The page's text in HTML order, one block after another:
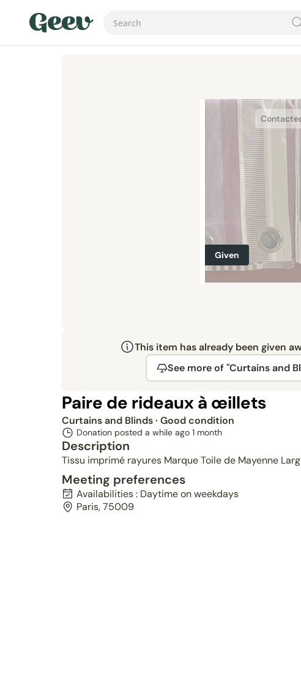
Given
This item has already been given
See more of "Curtains and
Paire de rideaux à œillets
Curtains and Blinds· Good condition
Donation posted a while ago 1 month
Description
Tissu imprimé rayures Marque Toile de Mayenne
Meeting preferences
Availabilities : Daytime on weekdays
Paris, 75009